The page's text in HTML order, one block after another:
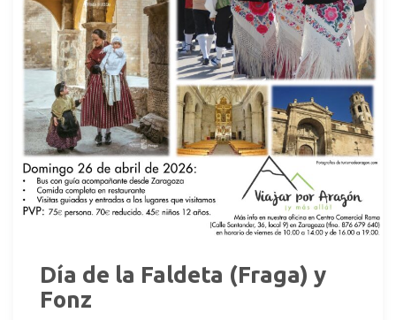
Día de la Faldeta (Fraga) y
Fonz